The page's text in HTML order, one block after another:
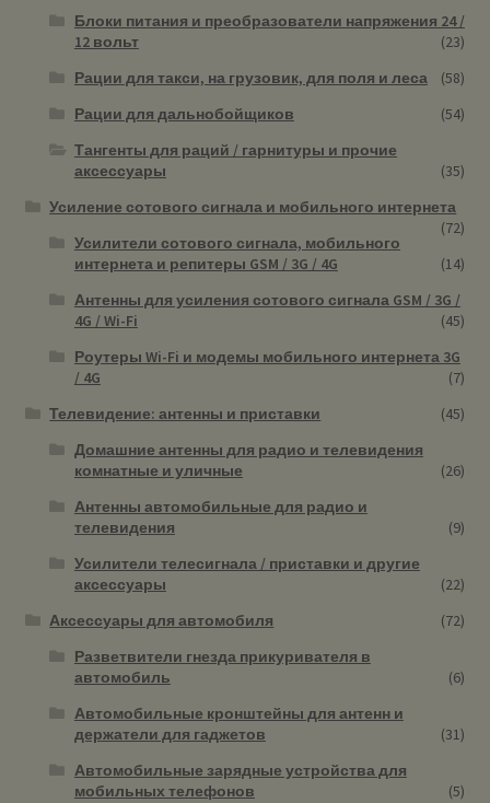
Блоки питания и преобразователи напряжения 24 /
12 вольт
(23)
Рации для такси, на грузовик, для поля и леса
(58)
Рации для дальнобойщиков
(54)
Тангенты для раций / гарнитуры и прочие
аксессуары
(35)
Усиление сотового сигнала и мобильного интернета
(72)
Усилители сотового сигнала, мобильного
интернета и репитеры GSM / 3G / 4G
(14)
Антенны для усиления сотового сигнала GSM / 3G /
4G / Wi-Fi
(45)
Роутеры Wi-Fi и модемы мобильного интернета 3G
/ 4G
(7)
Телевидение: антенны и приставки
(45)
Домашние антенны для радио и телевидения
комнатные и уличные
(26)
Антенны автомобильные для радио и
телевидения
(9)
Усилители телесигнала / приставки и другие
аксессуары
(22)
Аксессуары для автомобиля
(72)
Разветвители гнезда прикуривателя в
автомобиль
(6)
Автомобильные кронштейны для антенн и
держатели для гаджетов
(31)
Автомобильные зарядные устройства для
мобильных телефонов
(5)